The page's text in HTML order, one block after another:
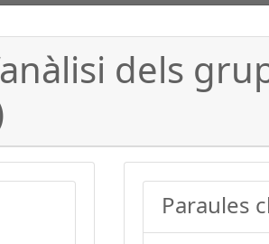
dels
Paraules